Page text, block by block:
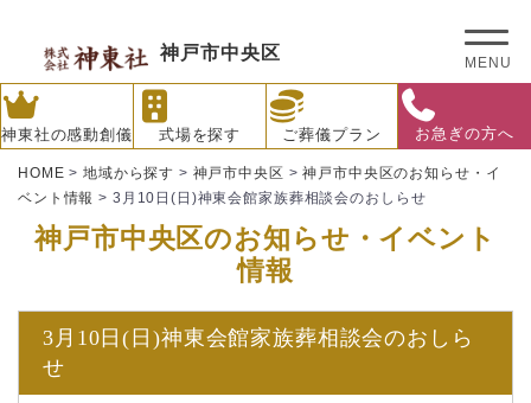
神戸市中央区 MENU
神東社の感動創儀 式場を探す ご葬儀プラン お急ぎの方へ
HOME > 地域から探す > 神戸市中央区 >神戸市中央区のお知らせ・イ
ベント情報 > 3月10日(日)神東会館家族葬相談会のおしらせ
神戸市中央区のお知らせ・イベント
情報
3月10日(日)神東会館家族葬相談会のおしら
せ